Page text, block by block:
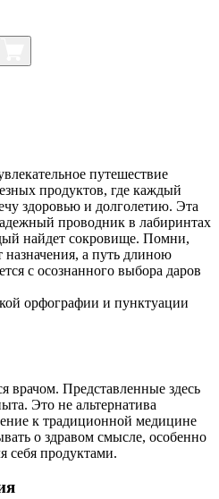
путешествие
продуктов, где каждый
здоровью и долголетию. Эта
проводник в лабиринтах
найдет сокровище. Помни,
а путь длиною
с осознанного выбора даров
орфографии и пунктуации
врачом. Представленные здесь
Это не альтернатива
к традиционной медицине
о здравом смысле, особенно
себя продуктами.